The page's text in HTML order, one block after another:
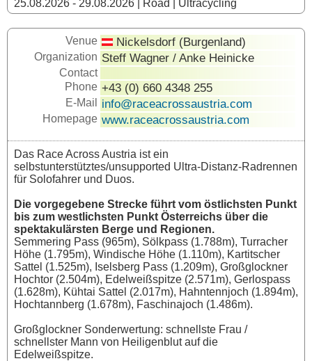
25.08.2026 - 29.08.2026 | Road | Ultracycling
Venue Nickelsdorf (Burgenland)
Organization Steff Wagner / Anke Heinicke
Contact
Phone +43 (0) 660 4348 255
E-Mail info@raceacrossaustria.com
Homepage www.raceacrossaustria.com
Das Race Across Austria ist ein
selbstunterstütztes/unsupported Ultra-Distanz-Radrennen
für Solofahrer und Duos.
Die vorgegebene Strecke führt vom östlichsten Punkt
bis zum westlichsten Punkt Österreichs über die
spektakulärsten Berge und Regionen.
Semmering Pass (965m), Sölkpass (1.788m), Turracher
Höhe (1.795m), Windische Höhe (1.110m), Kartitscher
Sattel (1.525m), Iselsberg Pass (1.209m), Großglockner
Hochtor (2.504m), Edelweißspitze (2.571m), Gerlospass
(1.628m), Kühtai Sattel (2.017m), Hahntennjoch (1.894m),
Hochtannberg (1.678m), Faschinajoch (1.486m).
Großglockner Sonderwertung: schnellste Frau /
schnellster Mann von Heiligenblut auf die
Edelweißspitze.